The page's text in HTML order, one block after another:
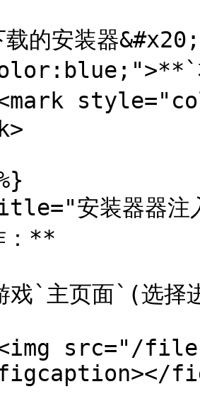
载的安装器
安装器器注
：**
`主页面`(选择
src="/files/